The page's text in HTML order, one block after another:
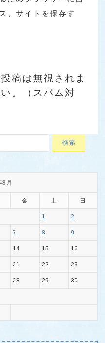
、サイトを保存す
稿は無視されま
。（スパム対
月
金 土 日
1 2
7 8 9
14 15 16
21 22 23
28 29 30